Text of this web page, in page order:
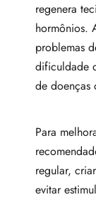
regenera
hormônios.
problemas
dificuldade
de doenças
Para
regular,
evitar